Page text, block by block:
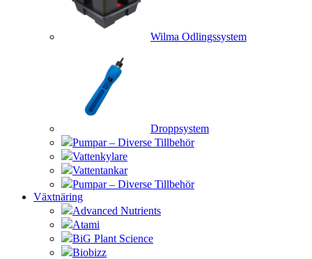
Wilma Odlingssystem
Droppsystem
Pumpar – Diverse Tillbehör
Vattenkylare
Vattentankar
Pumpar – Diverse Tillbehör
Växtnäring
Advanced Nutrients
Atami
BiG Plant Science
Biobizz